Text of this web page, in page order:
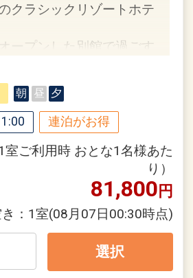
コース番号：DP-1-
クラシックリゾートホテ
ープンした別館で過ごす
史と伝統を感じる、特別
ごしください。
につきおひとり様１，０
ご旅行代金は、カレンダ
ただいた後表示される
朝 昼 夕
連泊がお得
1室ご利用時 おとな1名様あた
り）
81,800円
： 1室(08月07日00:30時点)
選択